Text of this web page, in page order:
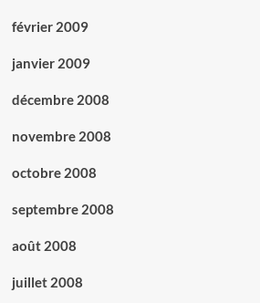
février 2009
janvier 2009
décembre 2008
novembre 2008
octobre 2008
septembre 2008
août 2008
juillet 2008